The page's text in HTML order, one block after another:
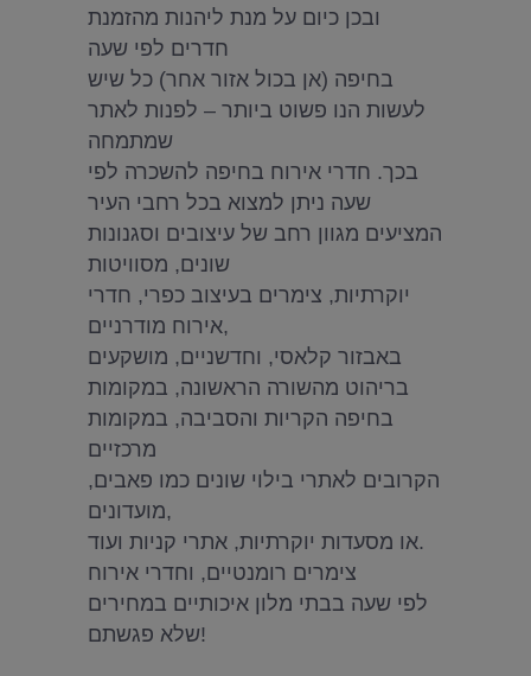
ובכן כיום על מנת ליהנות מהזמנת
חדרים לפי שעה
בחיפה (אן בכול אזור אחר) כל שיש
לעשות הנו פשוט ביותר – לפנות לאתר
שמתמחה
בכך. חדרי אירוח בחיפה להשכרה לפי
שעה ניתן למצוא בכל רחבי העיר
המציעים מגוון רחב של עיצובים וסגנונות
שונים, מסוויטות
יוקרתיות, צימרים בעיצוב כפרי, חדרי
אירוח מודרניים,
באבזור קלאסי, וחדשניים, מושקעים
בריהוט מהשורה הראשונה, במקומות
בחיפה הקריות והסביבה, במקומות
מרכזיים
הקרובים לאתרי בילוי שונים כמו פאבים,
מועדונים,
או מסעדות יוקרתיות, אתרי קניות ועוד.
צימרים רומנטיים, וחדרי אירוח
לפי שעה בבתי מלון איכותיים במחירים
שלא פגשתם!